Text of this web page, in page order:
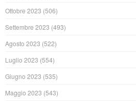
Ottobre 2023 (506)
Settembre 2023 (493)
Agosto 2023 (522)
Luglio 2023 (554)
Giugno 2023 (535)
Maggio 2023 (543)